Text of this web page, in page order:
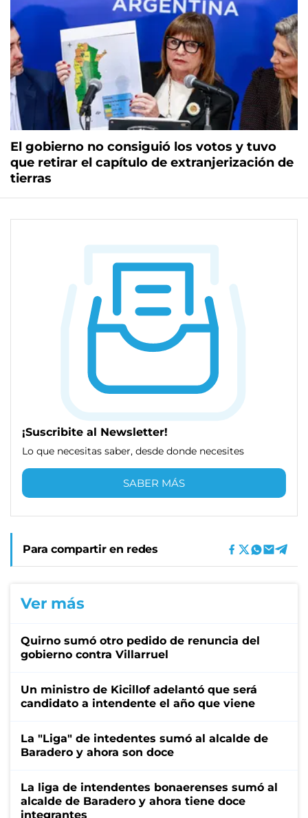
El gobierno no consiguió los votos y tuvo
que retirar el capítulo de extranjerización de
tierras
¡Suscribite al Newsletter!
Lo que necesitas saber, desde donde necesites
SABER MÁS
Para compartir en redes
Ver más
Quirno sumó otro pedido de renuncia del
gobierno contra Villarruel
Un ministro de Kicillof adelantó que será
candidato a intendente el año que viene
La "Liga" de intedentes sumó al alcalde de
Baradero y ahora son doce
La liga de intendentes bonaerenses sumó al
alcalde de Baradero y ahora tiene doce
integrantes